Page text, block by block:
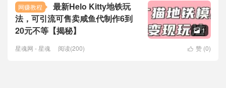
网赚教程
最新Helo Kitty地铁玩
法，可引流可售卖咸鱼代制作6到
20元不等【揭秘】
 1
 赞 (0)
星魂网 - 星魂 阅读(200)